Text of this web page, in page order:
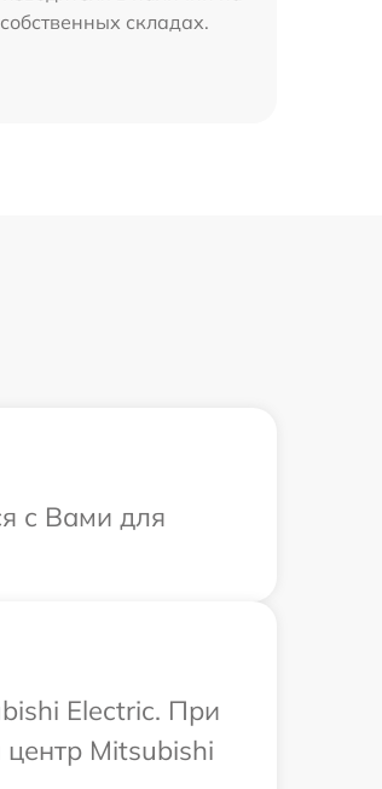
собственных складах.
с Вами для
Electric. При
Mitsubishi